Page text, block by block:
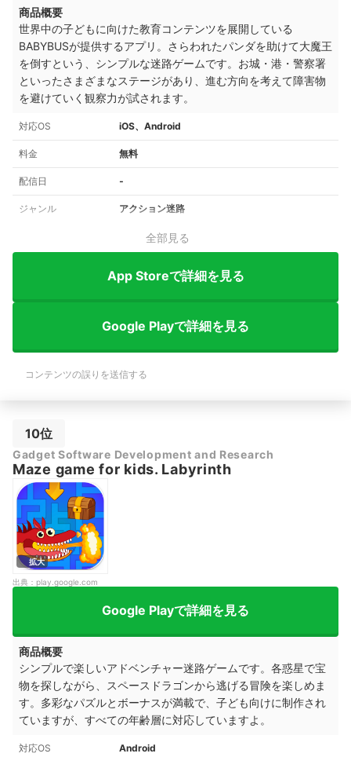
商品概要
世界中の子どもに向けた教育コンテンツを展開している
BABYBUSが提供するアプリ。さらわれたパンダを助けて大魔王
を倒すという、シンプルな迷路ゲームです。お城・港・警察署
といったさまざまなステージがあり、進む方向を考えて障害物
を避けていく観察力が試されます。
対応OS iOS、Android
料金 無料
配信日 ‐
ジャンル アクション迷路
全部見る
App Storeで詳細を見る
Google Playで詳細を見る
コンテンツの誤りを送信する
10位
Gadget Software Development and Research
Maze game for kids. Labyrinth
拡大
出典： play.google.com
Google Playで詳細を見る
商品概要
シンプルで楽しいアドベンチャー迷路ゲームです。各惑星で宝
物を探しながら、スペースドラゴンから逃げる冒険を楽しめま
す。多彩なパズルとボーナスが満載で、子ども向けに制作され
ていますが、すべての年齢層に対応していますよ。
対応OS Android